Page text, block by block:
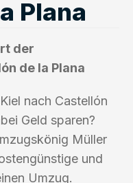
Plana
der
de la Plana
nach Castellón
Geld sparen?
Müller
und
Umzug.